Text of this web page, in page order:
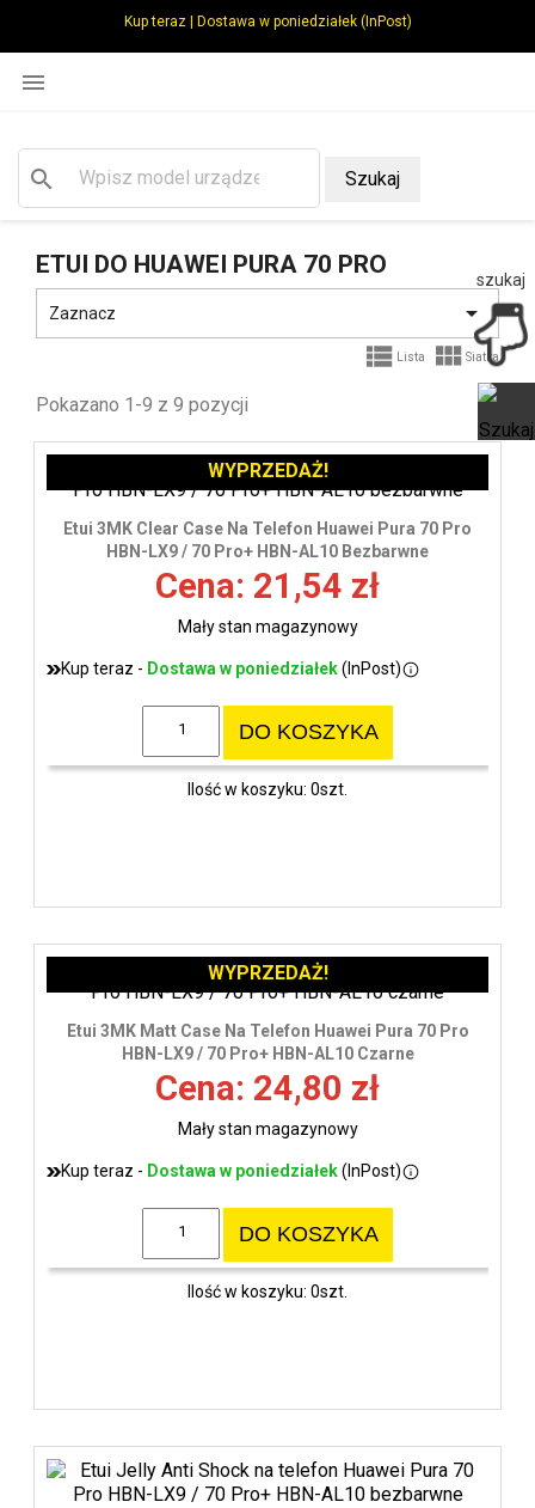
Kup teraz | Dostawa w poniedziałek (InPost)

search Szukaj
ETUI DO HUAWEI PURA 70 PRO
Zaznacz 
 Lista  Siatka
Pokazano 1-9 z 9 pozycji
Etui 3MK Clear Case Na Telefon Huawei Pura 70 Pro
HBN-LX9 / 70 Pro+ HBN-AL10 Bezbarwne
Cena: 21,54 zł
Mały stan magazynowy
Kup teraz - Dostawa w poniedziałek(InPost)
DO KOSZYKA
Ilość w koszyku: 0szt.
WYPRZEDAŻ!
Etui 3MK Matt Case Na Telefon Huawei Pura 70 Pro
HBN-LX9 / 70 Pro+ HBN-AL10 Czarne
Cena: 24,80 zł
Mały stan magazynowy
Kup teraz - Dostawa w poniedziałek(InPost)
DO KOSZYKA
Ilość w koszyku: 0szt.
WYPRZEDAŻ!
szukaj